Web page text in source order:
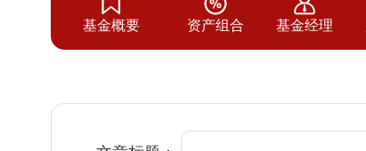
基金概要 资产组合 基金经理